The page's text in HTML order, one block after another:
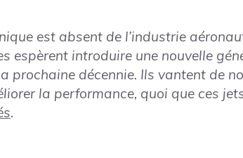
est absent de l’industrie
espèrent introduire une nouvelle
prochaine décennie. Ils vantent de
la performance, quoi que ces
.